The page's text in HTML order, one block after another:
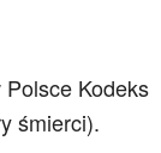
Kodeks
śmierci).